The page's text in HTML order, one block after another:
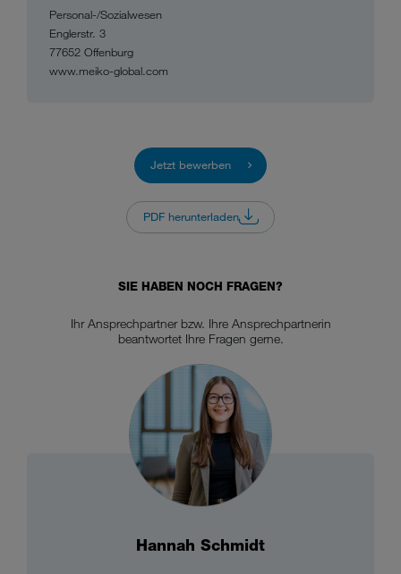
Personal-/Sozialwesen
Englerstr. 3
77652 Offenburg
www.meiko-global.com
Jetzt bewerben
PDF herunterladen
SIE HABEN NOCH FRAGEN?
Ihr Ansprechpartner bzw. Ihre Ansprechpartnerin
beantwortet Ihre Fragen gerne.
Hannah Schmidt